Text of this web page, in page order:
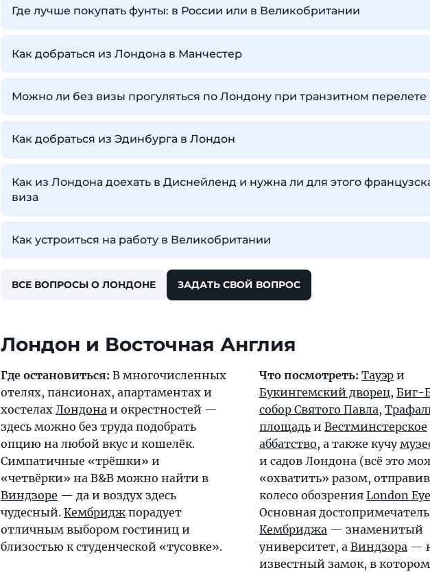
Где лучше покупать фунты: в России или в Великобритании
Как добраться из Лондона в Манчестер
Можно ли без визы прогуляться по Лондону при транзитном перелете
Как добраться из Эдинбурга в Лондон
Как из Лондона доехать в Диснейленд и нужна ли для этого
виза
Как устроиться на работу в Великобритании
ВСЕ ВОПРОСЫ О ЛОНДОНЕ ЗАДАТЬ СВОЙ ВОПРОС
Лондон и Восточная Англия
Где остановиться: В многочисленных
отелях, пансионах, апартаментах и
хостелах Лондона и окрестностей —
здесь можно без труда подобрать
опцию на любой вкус и кошелёк.
Симпатичные «трёшки» и
«четвёрки» на B&B можно найти в
Виндзоре — да и воздух здесь
чудесный. Кембридж порадует
отличным выбором гостиниц и
близостью к студенческой «тусовке».
Что посмотреть: Тауэр и
Букингемский дворец, Биг-
собор Святого Павла,
площадь и Вестминстерское
аббатство, а также кучу
и садов Лондона (всё это
«охватить» разом,
колесо обозрения London Eye
Основная
Кембриджа — знаменитый
университет, а Виндзора —
известный замок, в